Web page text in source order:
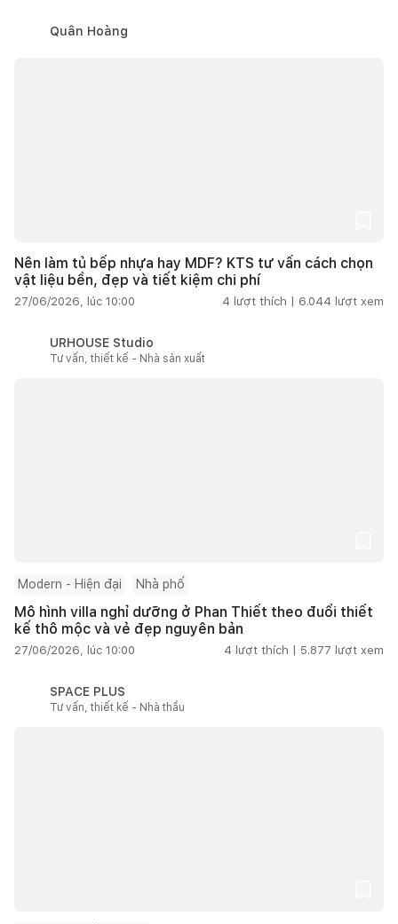
Quân Hoàng
Nên làm tủ bếp nhựa hay MDF? KTS tư vấn cách chọn
vật liệu bền, đẹp và tiết kiệm chi phí
27/06/2026, lúc 10:00 4 lượt thích | 6.044 lượt xem
URHOUSE Studio
Tư vấn, thiết kế - Nhà sản xuất
Modern - Hiện đại Nhà phố
Mô hình villa nghỉ dưỡng ở Phan Thiết theo đuổi thiết
kế thô mộc và vẻ đẹp nguyên bản
27/06/2026, lúc 10:00 4 lượt thích | 5.877 lượt xem
SPACE PLUS
Tư vấn, thiết kế - Nhà thầu